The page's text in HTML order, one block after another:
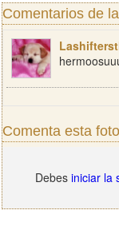
Comentarios de
Comenta esta
Debes iniciar la